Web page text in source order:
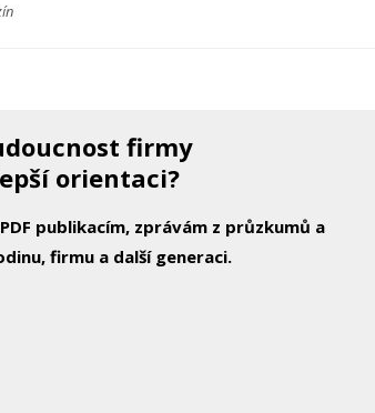
firmy
orientaci?
publikacím, zprávám z průzkumů a
firmu a další generaci.